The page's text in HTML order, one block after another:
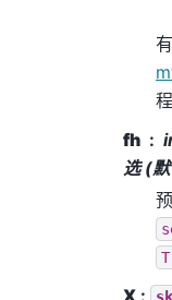
程
fh
选 (